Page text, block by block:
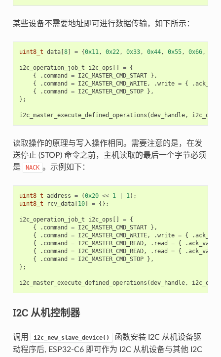
某些设备不需要地址即可进行数据传输，如下所示：
uint8_t data[ 8] = {0x11, 0x22, 0x33, 0x44, 0x55, 0x66,
i2c_operation_job_t i2c_ops = {
{
. command = I2C_MASTER_CMD_START
},
{
. command = I2C_MASTER_CMD_WRITE, .write = { .
{
. command = I2C_MASTER_CMD_STOP
},
};
i2c_master_execute_defined_operations (dev_handle, i2c_ops
读取操作的原理与写入操作相同。需要注意的是，在发
送停止 (STOP) 命令之前，主机读取的最后一个字节必须
是
NACK 。示例如下：
uint8_t address = (0x20 << 1 1);
uint8_t
rcv_data[ 10] = {};
i2c_operation_job_t i2c_ops = {
{
. command = I2C_MASTER_CMD_START
},
{
. command = I2C_MASTER_CMD_WRITE, .write = { .
{
. command = I2C_MASTER_CMD_READ, . read = { .ack_value
{
. command = I2C_MASTER_CMD_READ, . read = { .ack_value
{
. command = I2C_MASTER_CMD_STOP
},
};
i2c_master_execute_defined_operations (dev_handle, i2c_ops
I2C 从机控制器
调用 i2c_new_slave_device()
函数安装 I2C 从机设备驱
动程序后, ESP32-C6 即可作为 I2C 从机设备与其他 I2C